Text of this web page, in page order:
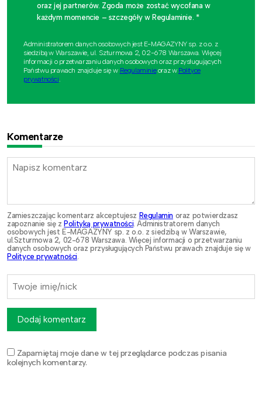
oraz jej partnerów. Zgoda może zostać wycofana w
każdym momencie – szczegóły w Regulaminie. *
Administratorem danych osobowych jest E-MAGAZYNY sp. z o.o. z
siedzibą w Warszawie, ul. Szturmowa 2, 02-678 Warszawa. Więcej
informacji o przetwarzaniu danych osobowych oraz przysługujących
Państwu prawach znajduje się w Regulaminieoraz w Polityce
prywatności.
Komentarze
Zamieszczając komentarz akceptujesz Regulamin oraz potwierdzasz
zapoznanie się zPolityką prywatności . Administratorem danych
osobowych jest E-MAGAZYNY sp. z o.o. z siedzibą w Warszawie,
ul.Szturmowa 2, 02-678 Warszawa. Więcej informacji o przetwarzaniu
danych osobowych oraz przysługujących Państwu prawach znajduje się w
Polityce prywatności
Zapamiętaj moje dane w tej przeglądarce podczas pisania
kolejnych komentarzy.
Dodaj komentarz